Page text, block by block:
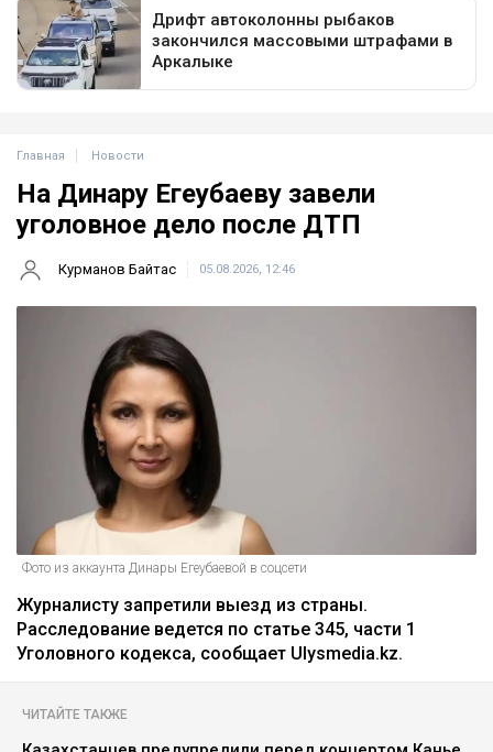
Главная Новости
На Динару Егеубаеву завели
уголовное дело после ДТП
Курманов Байтас 05.08.2026, 12:46
Фото из аккаунта Динары Егеубаевой в соцсети
Журналисту запретили выезд из страны.
Расследование ведется по статье 345, части 1
Уголовного кодекса, сообщает Ulysmedia.kz.
ЧИТАЙТЕ ТАКЖЕ